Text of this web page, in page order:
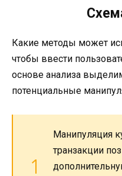
Какие методы может
чтобы ввести
основе анализа
потенциальные
Манипуляция
транзакции